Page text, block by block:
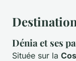
Dénia et ses
Située sur la